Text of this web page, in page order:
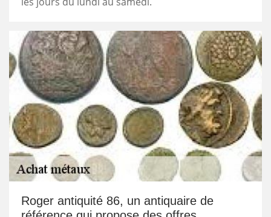
Roger antiquité 86, un antiquaire de